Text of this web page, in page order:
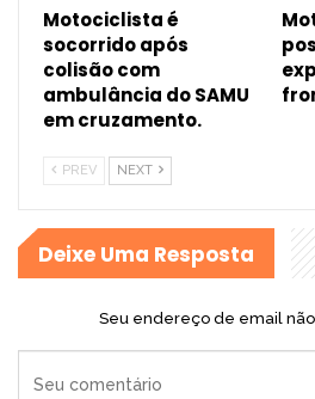
Motociclista é
socorrido após
colisão com
ambulância do SAMU
em cruzamento.
PREV NEXT
Deixe Uma Resposta
Seu endereço de email